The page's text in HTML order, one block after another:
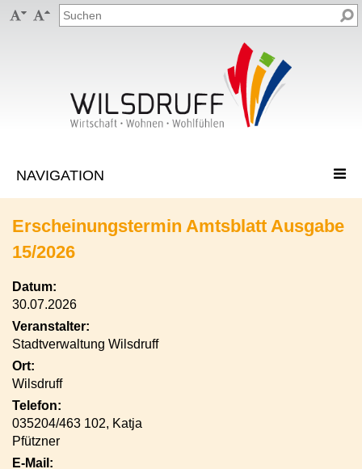
 
Erscheinungstermin Amtsblatt Ausgabe
15/2026
Datum:
30.07.2026
Veranstalter:
Stadtverwaltung Wilsdruff
Ort:
Wilsdruff
Telefon:
035204/463 102, Katja
Pfützner
E-Mail: